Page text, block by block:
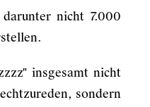
nicht 7.000
insgesamt nicht
sondern